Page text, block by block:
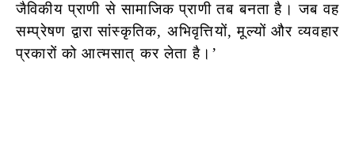
जैविकीय प्राणी से सामाजिक प्राणी तब बनता है। जब वह
सम्प्रेषण द्वारा सांस्कृतिक, अभिवृत्तियों, मूल्यों और व्यवहार
प्रकारों को आत्मसात् कर लेता है।’